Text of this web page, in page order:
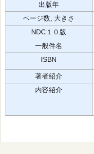
出版年
ページ数, 大きさ
NDC１０版
一般件名
ISBN
著者紹介
内容紹介